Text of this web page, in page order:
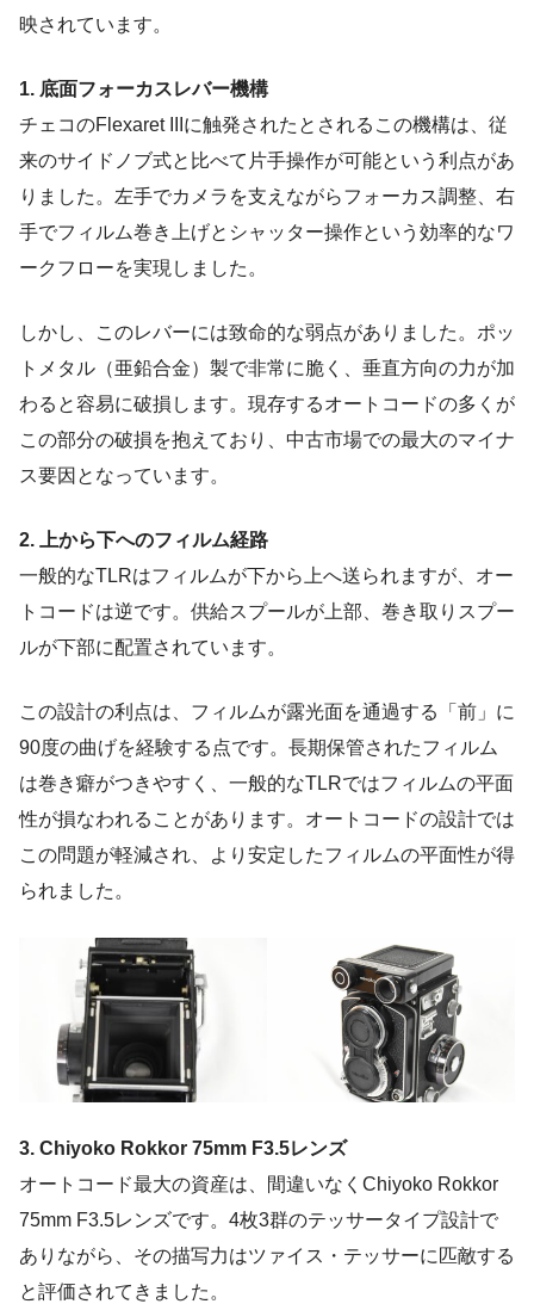
映されています。
1. 底面フォーカスレバー機構
チェコのFlexaret IIIに触発されたとされるこの機構は、従
来のサイドノブ式と比べて片手操作が可能という利点があ
りました。左手でカメラを支えながらフォーカス調整、右
手でフィルム巻き上げとシャッター操作という効率的なワ
ークフローを実現しました。
しかし、このレバーには致命的な弱点がありました。ポッ
トメタル（亜鉛合金）製で非常に脆く、垂直方向の力が加
わると容易に破損します。現存するオートコードの多くが
この部分の破損を抱えており、中古市場での最大のマイナ
ス要因となっています。
2. 上から下へのフィルム経路
一般的なTLRはフィルムが下から上へ送られますが、オー
トコードは逆です。供給スプールが上部、巻き取りスプー
ルが下部に配置されています。
この設計の利点は、フィルムが露光面を通過する「前」に
90度の曲げを経験する点です。長期保管されたフィルム
は巻き癖がつきやすく、一般的なTLRではフィルムの平面
性が損なわれることがあります。オートコードの設計では
この問題が軽減され、より安定したフィルムの平面性が得
られました。
3. Chiyoko Rokkor 75mm F3.5レンズ
オートコード最大の資産は、間違いなくChiyoko Rokkor
75mm F3.5レンズです。4枚3群のテッサータイプ設計で
ありながら、その描写力はツァイス・テッサーに匹敵する
と評価されてきました。